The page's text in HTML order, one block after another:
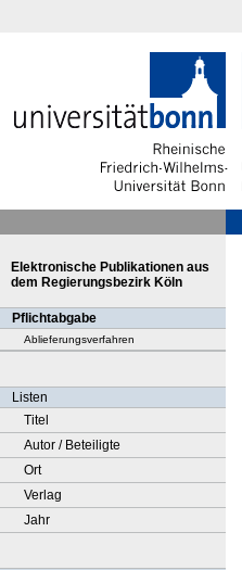
Elektronische Publikationen aus
dem Regierungsbezirk Köln
Pflichtabgabe
Ablieferungsverfahren
Listen
Titel
Autor / Beteiligte
Ort
Verlag
Jahr